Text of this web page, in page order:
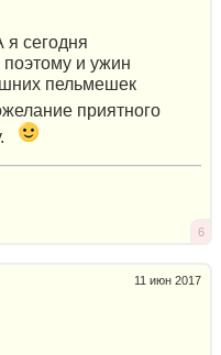
я сегодня
и ужин
пельмешек
приятного
6
11 июн 2017